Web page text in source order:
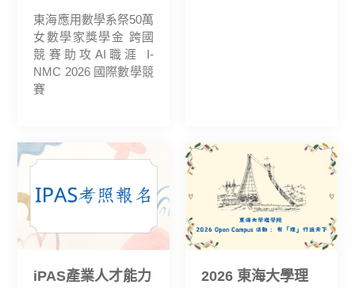
東海應用數學系祭50萬
女數學家獎學金 跨國
競賽助攻AI職涯 I-
NMC 2026 國際數學競
賽
iPAS產業人才能力
2026 東海大學理